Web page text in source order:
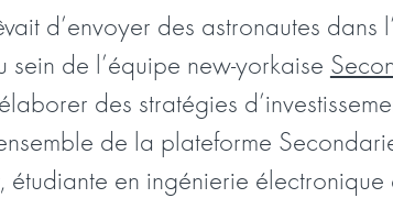
d’envoyer des astronautes dans
de l’équipe new-yorkaise
des stratégies
de la plateforme
étudiante en ingénierie